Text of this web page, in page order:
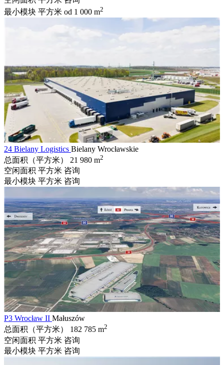
最小模块 平方米 od 1 000 m2
24 Bielany Logistics Bielany Wrocławskie
总面积（平方米）
21 980 m2
空闲面积 平方米 咨询
最小模块 平方米 咨询
P3 Wrocław II Małuszów
总面积（平方米）
182 785 m2
空闲面积 平方米 咨询
最小模块 平方米 咨询